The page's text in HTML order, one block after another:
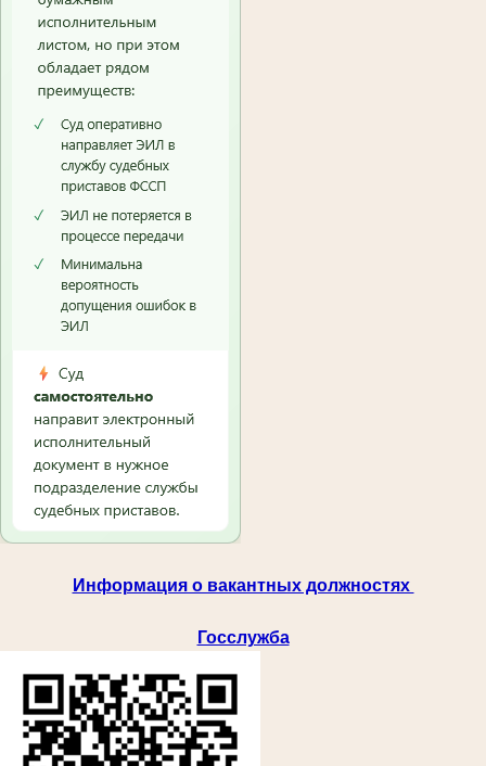
Информация о вакантных должностях
Госслужба